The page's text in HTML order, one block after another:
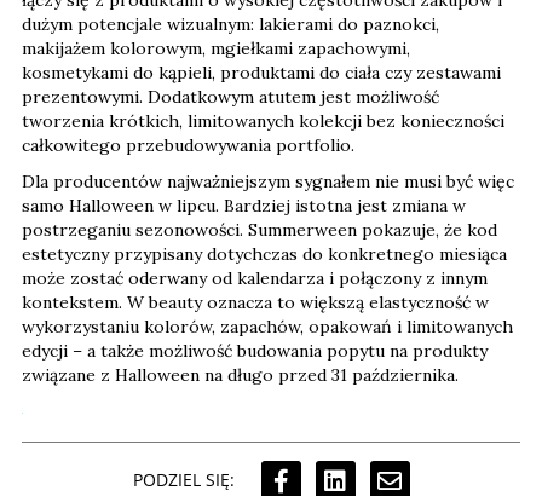
dużym potencjale wizualnym: lakierami do paznokci,
makijażem kolorowym, mgiełkami zapachowymi,
kosmetykami do kąpieli, produktami do ciała czy zestawami
prezentowymi. Dodatkowym atutem jest możliwość
tworzenia krótkich, limitowanych kolekcji bez konieczności
całkowitego przebudowywania portfolio.
Dla producentów najważniejszym sygnałem nie musi być więc
samo Halloween w lipcu. Bardziej istotna jest zmiana w
postrzeganiu sezonowości. Summerween pokazuje, że kod
estetyczny przypisany dotychczas do konkretnego miesiąca
może zostać oderwany od kalendarza i połączony z innym
kontekstem. W beauty oznacza to większą elastyczność w
wykorzystaniu kolorów, zapachów, opakowań i limitowanych
edycji – a także możliwość budowania popytu na produkty
związane z Halloween na długo przed 31 października.
PODZIEL SIĘ: